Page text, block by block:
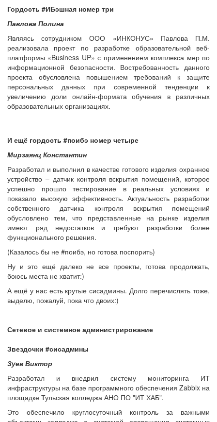
Гордость #ИБэшная номер три
Павлова Полина
Являясь сотрудником ООО «ИНКОНУС» Павлова П.М.
реализовала проект по разработке образовательной веб-
платформы «Business UP» с применением комплекса мер по
информационной безопасности. Востребованность данного
проекта обусловлена повышением требований к защите
персональных данных при современной тенденции к
увеличению доли онлайн-формата обучения в различных
образовательных организациях.
И ещё гордость #поибэ номер четыре
Мирзаянц Константин
Разработал и выполнил в качестве готового изделия охранное
устройство – датчик контроля вскрытия помещений, которое
успешно прошло тестирование в реальных условиях и
показало высокую эффективность. Актуальность разработки
собственного датчика контроля вскрытия помещений
обусловлено тем, что представленные на рынке изделия
имеют ряд недостатков и требуют разработки более
функционального решения.
(Казалось бы не #поибэ, но готова поспорить)
Ну и это ещё далеко не все проекты, готова продолжать,
боюсь места не хватит:)
А ещё у нас есть крутые сисадмины. Долго перечислять тоже,
выделю, пожалуй, пока что двоих:)
Сетевое и системное администрирование
Звездочки #сисадмины
Зуев Виктор
Разработал и внедрил систему мониторинга ИТ
инфраструктуры на базе программного обеспечения Zabbix на
площадке Тульская колледжа АНО ПО "ИТ ХАБ".
Это обеспечило круглосуточный контроль за важными